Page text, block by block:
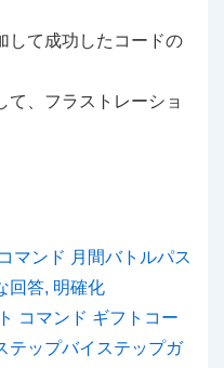
して成功したコードの
て、フラストレーショ
マンド 月間バトルパス
回答, 明確化
コマンド ギフトコー
テップバイステップガ